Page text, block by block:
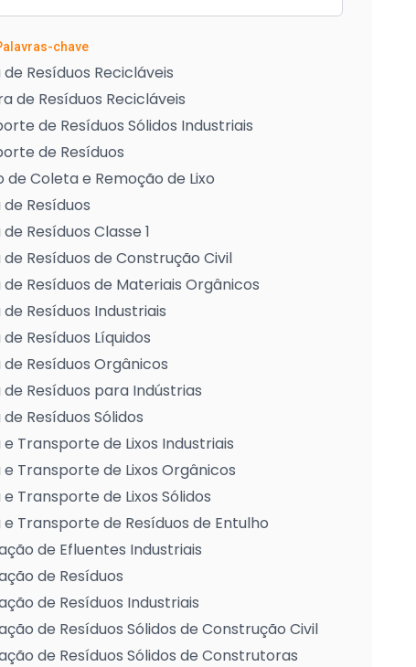
chave
Resíduos Recicláveis
de Resíduos Recicláveis
de Resíduos Sólidos Industriais
de Resíduos
de Coleta e Remoção de Lixo
Resíduos
Resíduos Classe 1
Resíduos de Construção Civil
Resíduos de Materiais Orgânicos
Resíduos Industriais
Resíduos Líquidos
Resíduos Orgânicos
Resíduos para Indústrias
Resíduos Sólidos
Transporte de Lixos Industriais
Transporte de Lixos Orgânicos
Transporte de Lixos Sólidos
Transporte de Resíduos de Entulho
de Efluentes Industriais
de Resíduos
de Resíduos Industriais
de Resíduos Sólidos de Construção Civil
de Resíduos Sólidos de Construtoras